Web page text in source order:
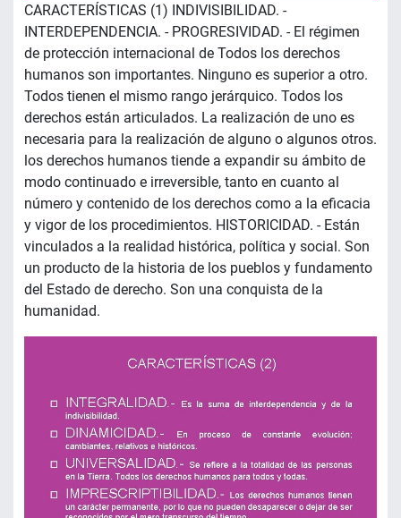
CARACTERÍSTICAS (1) INDIVISIBILIDAD. -
INTERDEPENDENCIA. - PROGRESIVIDAD. - El régimen
de protección internacional de Todos los derechos
humanos son importantes. Ninguno es superior a otro.
Todos tienen el mismo rango jerárquico. Todos los
derechos están articulados. La realización de uno es
necesaria para la realización de alguno o algunos otros.
los derechos humanos tiende a expandir su ámbito de
modo continuado e irreversible, tanto en cuanto al
número y contenido de los derechos como a la eficacia
y vigor de los procedimientos. HISTORICIDAD. - Están
vinculados a la realidad histórica, política y social. Son
un producto de la historia de los pueblos y fundamento
del Estado de derecho. Son una conquista de la
humanidad.